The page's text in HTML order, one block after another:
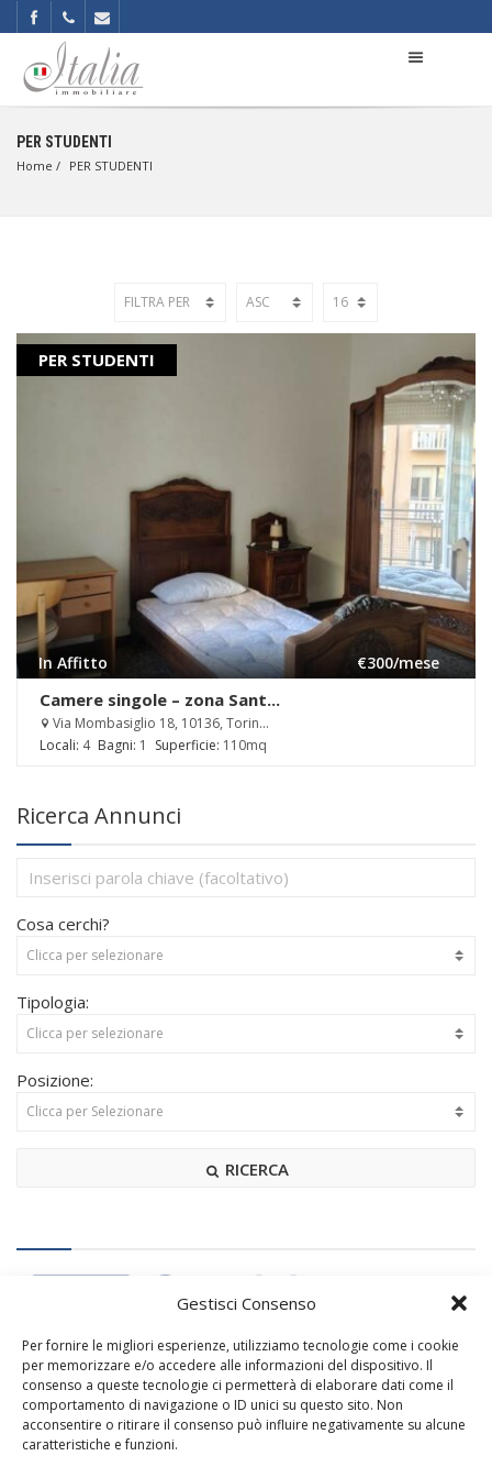
Gestisci Consenso
Per fornire le migliori esperienze, utilizziamo tecnologie come i cookie
per memorizzare e/o accedere alle informazioni del dispositivo. Il
consenso a queste tecnologie ci permetterà di elaborare dati come il
comportamento di navigazione o ID unici su questo sito. Non
acconsentire o ritirare il consenso può influire negativamente su alcune
caratteristiche e funzioni.
PER STUDENTI
Home PER STUDENTI
PER STUDENTI
In Affitto €300/mese
Camere singole – zona Sant...
Via Mombasiglio 18, 10136, Torin...
Locali: 4 Bagni: 1 Superficie: 110mq
Ricerca Annunci
Cosa cerchi?
Tipologia:
Posizione:
RICERCA
Potrebbero anche interessarti: